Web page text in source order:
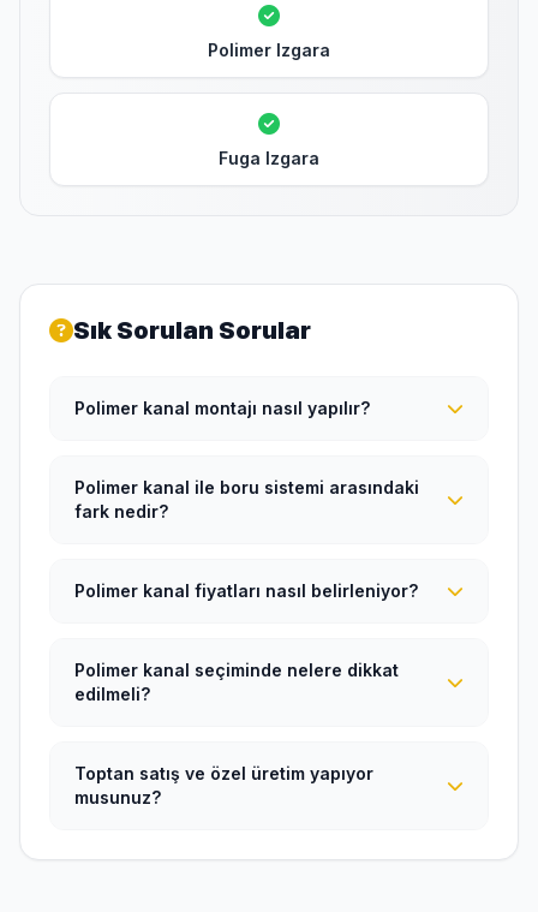
Polimer Izgara
Fuga Izgara
Sık Sorulan Sorular
Polimer kanal montajı nasıl yapılır?
Polimer kanal ile boru sistemi arasındaki
fark nedir?
Polimer kanal fiyatları nasıl belirleniyor?
Polimer kanal seçiminde nelere dikkat
edilmeli?
Toptan satış ve özel üretim yapıyor
musunuz?